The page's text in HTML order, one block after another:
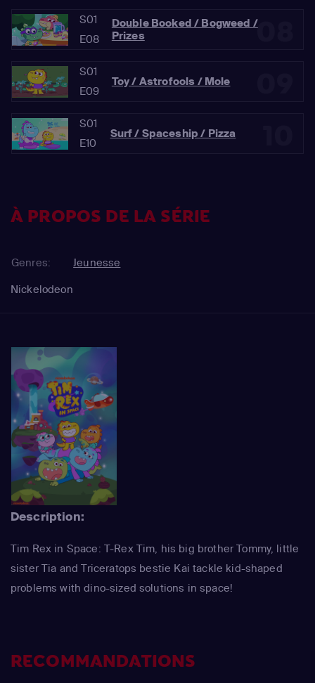
08
S01
E08
Double Booked / Bogweed /
Prizes
S01
E09
Toy / Astrofools / Mole
S01
E10
Surf / Spaceship / Pizza
À PROPOS DE LA SÉRIE
Genres:
Jeunesse
Nickelodeon
Description:
Tim Rex in Space: T-Rex Tim, his big brother Tommy, little
sister Tia and Triceratops bestie Kai tackle kid-shaped
problems with dino-sized solutions in space!
RECOMMANDATIONS